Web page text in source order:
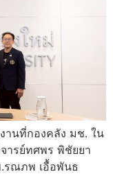
านที่กองคลัง มช. ใน
ารย์ทศพร พิชัยยา
.รณภพ เอื้อพันธ